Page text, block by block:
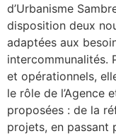
d’Urbanisme
disposition deux
adaptées aux
intercommunalités.
et opérationnels,
le rôle de l’Agence
proposées : de la
projets, en passant